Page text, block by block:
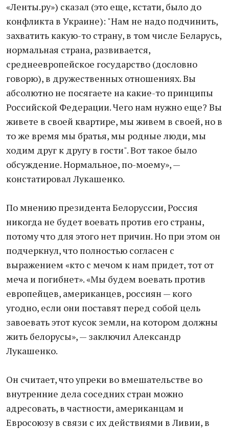
«Ленты.ру») сказал (это еще, кстати, было до
конфликта в Украине): "Нам не надо подчинить,
захватить какую-то страну, в том числе Беларусь,
нормальная страна, развивается,
среднеевропейское государство (дословно
говорю), в дружественных отношениях. Вы
абсолютно не посягаете на какие-то принципы
Российской Федерации. Чего нам нужно еще? Вы
живете в своей квартире, мы живем в своей, но в
то же время мы братья, мы родные люди, мы
ходим друг к другу в гости". Вот такое было
обсуждение. Нормальное, по-моему», —
констатировал Лукашенко.
По мнению президента Белоруссии, Россия
никогда не будет воевать против его страны,
потому что для этого нет причин. Но при этом он
подчеркнул, что полностью согласен с
выражением «кто с мечом к нам придет, тот от
меча и погибнет». «Мы будем воевать против
европейцев, американцев, россиян — кого
угодно, если они поставят перед собой цель
завоевать этот кусок земли, на котором должны
жить белорусы», — заключил Александр
Лукашенко.
Он считает, что упреки во вмешательстве во
внутренние дела соседних стран можно
адресовать, в частности, американцам и
Евросоюзу в связи с их действиями в Ливии, в